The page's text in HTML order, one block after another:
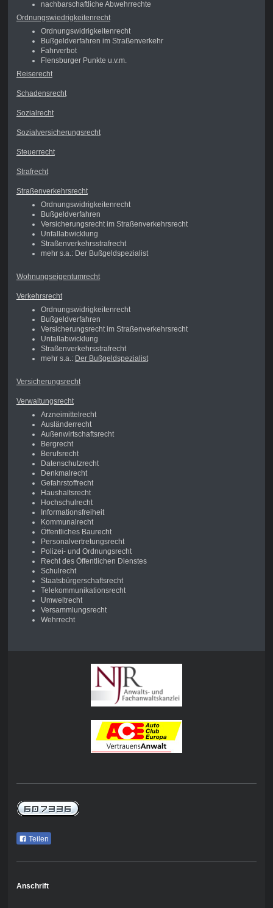
nachbarschaftliche Abwehrrechte
Ordnungswiedrigkeitenrecht
Ordnungswidrigkeitenrecht
Bußgeldverfahren im Straßenverkehr
Fahrverbot
Flensburger Punkte u.v.m.
Reiserecht
Schadensrecht
Sozialrecht
Sozialversicherungsrecht
Steuerrecht
Strafrecht
Straßenverkehrsrecht
Ordnungswidrigkeitenrecht
Bußgeldverfahren
Versicherungsrecht im Straßenverkehrsrecht
Unfallabwicklung
Straßenverkehrsstrafrecht
mehr s.a.: Der Bußgeldspezialist
Wohnungseigentumrecht
Verkehrsrecht
Ordnungswidrigkeitenrecht
Bußgeldverfahren
Versicherungsrecht im Straßenverkehrsrecht
Unfallabwicklung
Straßenverkehrsstrafrecht
mehr s.a.: Der Bußgeldspezialist
Versicherungsrecht
Verwaltungsrecht
Arzneimittelrecht
Ausländerrecht
Außenwirtschaftsrecht
Bergrecht
Berufsrecht
Datenschutzrecht
Denkmalrecht
Gefahrstoffrecht
Haushaltsrecht
Hochschulrecht
Informationsfreiheit
Kommunalrecht
Öffentliches Baurecht
Personalvertretungsrecht
Polizei- und Ordnungsrecht
Recht des Öffentlichen Dienstes
Schulrecht
Staatsbürgerschaftsrecht
Telekommunikationsrecht
Umweltrecht
Versammlungsrecht
Wehrrecht
Teilen
Anschrift